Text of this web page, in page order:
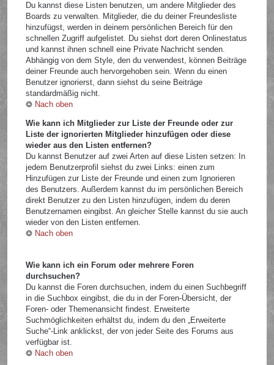
Du kannst diese Listen benutzen, um andere Mitglieder des
Boards zu verwalten. Mitglieder, die du deiner Freundesliste
hinzufügst, werden in deinem persönlichen Bereich für den
schnellen Zugriff aufgelistet. Du siehst dort deren Onlinestatus
und kannst ihnen schnell eine Private Nachricht senden.
Abhängig von dem Style, den du verwendest, können Beiträge
deiner Freunde auch hervorgehoben sein. Wenn du einen
Benutzer ignorierst, dann siehst du seine Beiträge
standardmäßig nicht.
Nach oben
Wie kann ich Mitglieder zur Liste der Freunde oder zur
Liste der ignorierten Mitglieder hinzufügen oder diese
wieder aus den Listen entfernen?
Du kannst Benutzer auf zwei Arten auf diese Listen setzen: In
jedem Benutzerprofil siehst du zwei Links: einen zum
Hinzufügen zur Liste der Freunde und einen zum Ignorieren
des Benutzers. Außerdem kannst du im persönlichen Bereich
direkt Benutzer zu den Listen hinzufügen, indem du deren
Benutzernamen eingibst. An gleicher Stelle kannst du sie auch
wieder von den Listen entfernen.
Nach oben
Wie kann ich ein Forum oder mehrere Foren
durchsuchen?
Du kannst die Foren durchsuchen, indem du einen Suchbegriff
in die Suchbox eingibst, die du in der Foren-Übersicht, der
Foren- oder Themenansicht findest. Erweiterte
Suchmöglichkeiten erhältst du, indem du den „Erweiterte
Suche“-Link anklickst, der von jeder Seite des Forums aus
verfügbar ist.
Nach oben